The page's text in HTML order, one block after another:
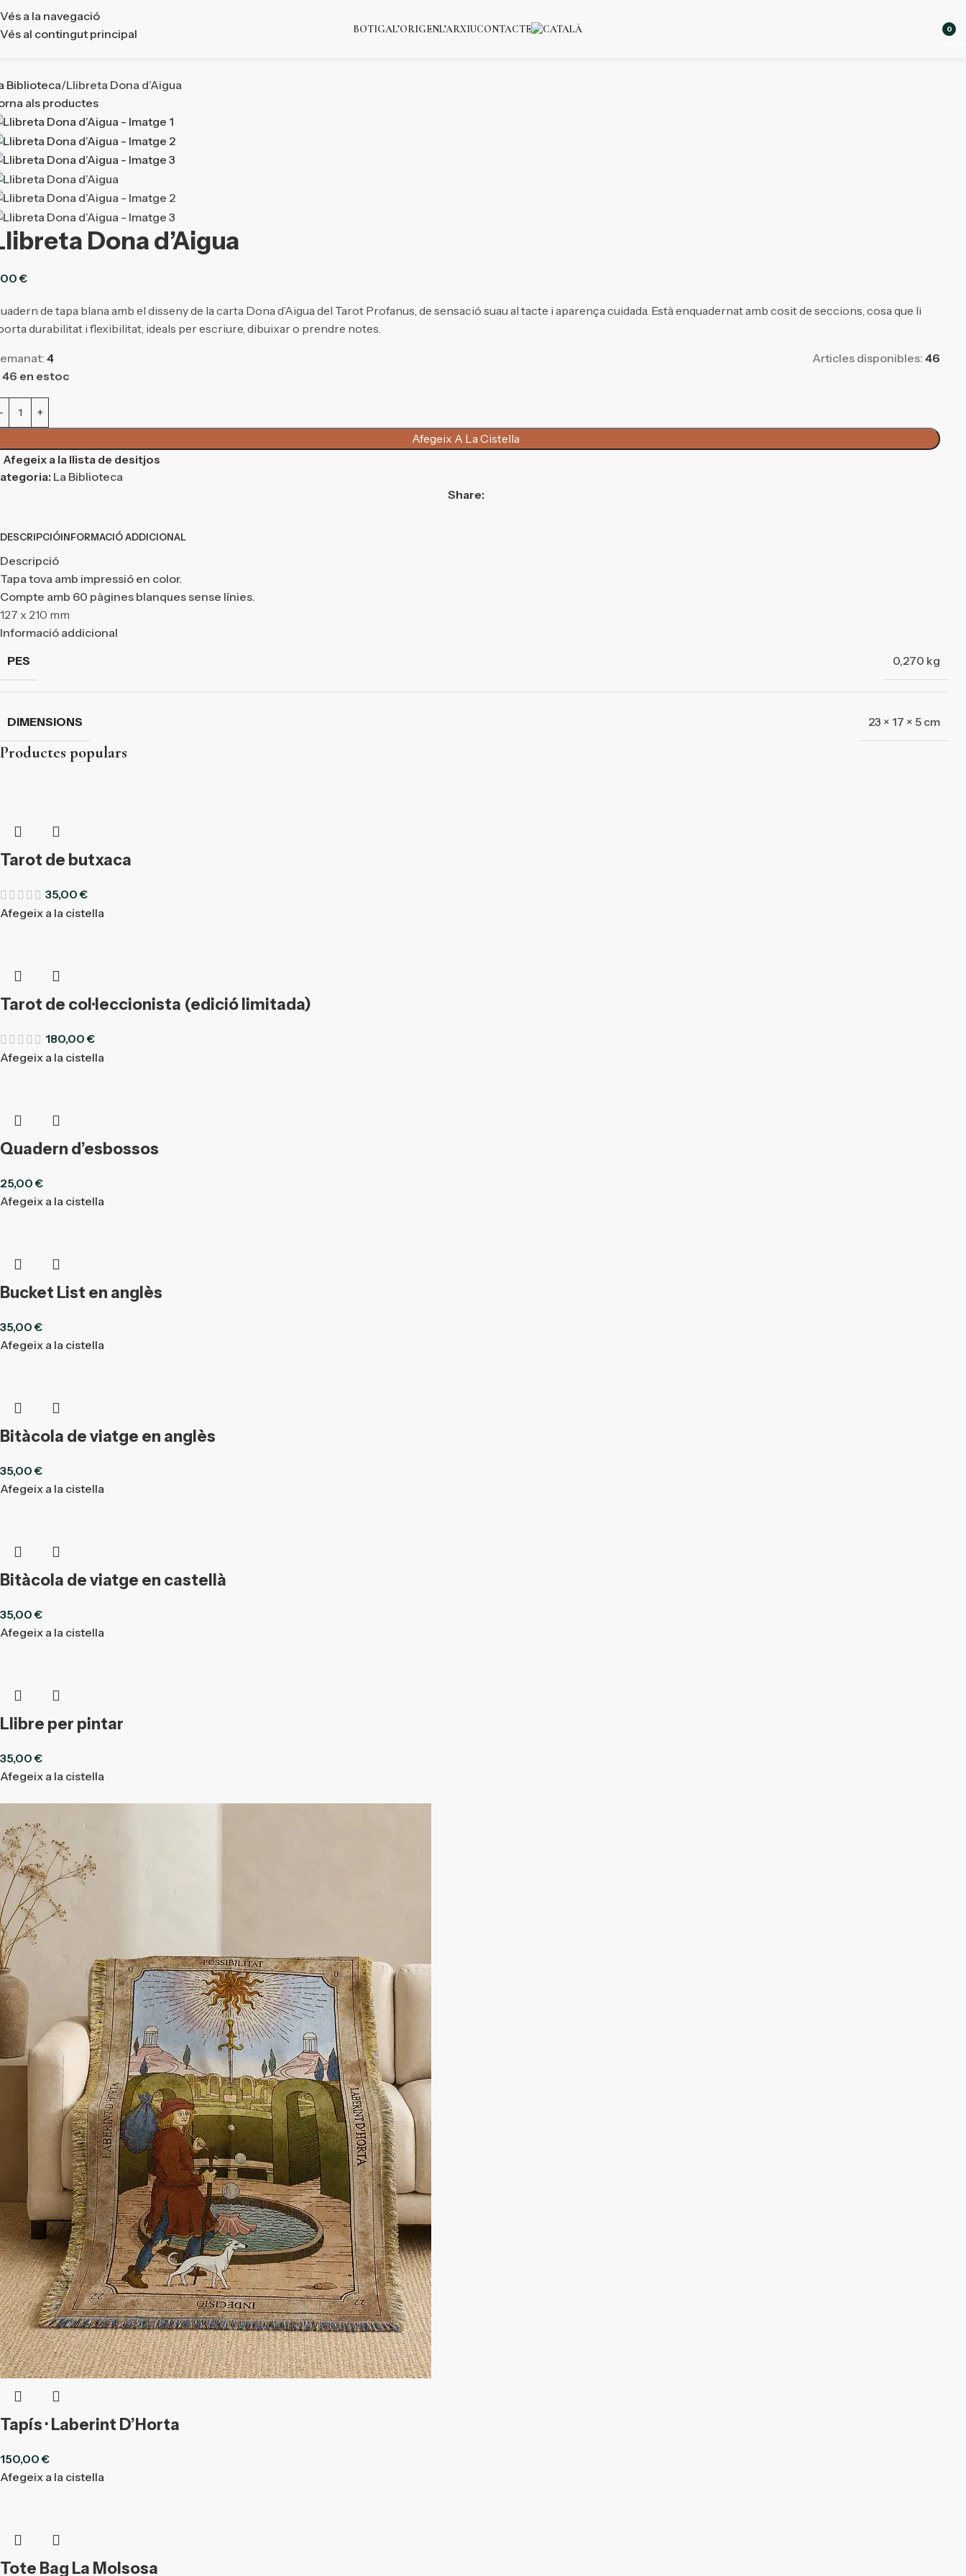
Vés a la navegació
Vés al contingut principal
BOTIGAL’ORIGENL’ARXIUCONTACTE
0
Biblioteca Llibreta Dona d’Aigua
als productes
Dona d’Aigua
€
de tapa blana amb el disseny de la carta Dona d’Aigua del Tarot Profanus, de sensació suau al tacte i aparença cuidada. Està enquadernat amb cosit de seccions, cosa que li
durabilitat i flexibilitat, ideals per escriure, dibuixar o prendre notes.
4 Articles disponibles: 46
46 en estoc
Afegeix A La Cistella
Afegeix a la llista de desitjos
La Biblioteca
Share:
DESCRIPCIÓINFORMACIÓ ADDICIONAL
Descripció
Tapa tova amb impressió en color.
Compte amb 60 pàgines blanques sense línies.
127 x 210 mm
Informació addicional
PES
0,270 kg
DIMENSIONS 23 × 17 × 5 cm
Productes populars
Tarot de butxaca
35,00€
Afegeix a la cistella
Tarot de col·leccionista (edició limitada)
180,00€
Afegeix a la cistella
Quadern d’esbossos
25,00€
Afegeix a la cistella
Bucket List en anglès
35,00€
Afegeix a la cistella
Bitàcola de viatge en anglès
35,00€
Afegeix a la cistella
Bitàcola de viatge en castellà
35,00€
Afegeix a la cistella
Llibre per pintar
35,00€
Afegeix a la cistella
Tapís · Laberint D’Horta
150,00€
Afegeix a la cistella
Tote Bag La Molsosa